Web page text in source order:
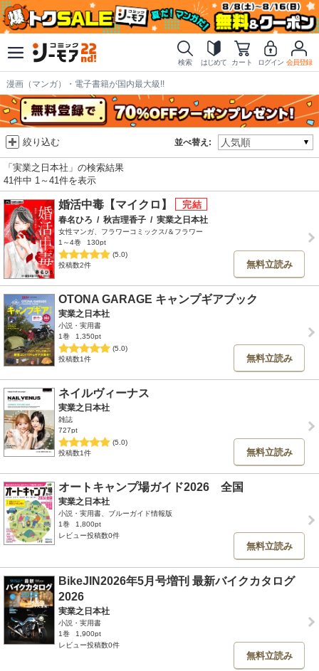
検索 はじめて カート ログイン 会員登録
漫画（マンガ）・電子書籍が国内最大級!!
並べ替え:
絞り込む
「実業之日本社」の検索結果
41件中 1～41件を表示
婚活中毒【マイクロ】
春名ひろ / 秋吉理香子 / 実業之日本社
女性マンガ、フラワーコミックス/＆フラワー
1～4巻
130pt
(5.0)
投稿数2件
無料立読み
OTONA GARAGE キャンプギアブック
実業之日本社
小説・実用書
1巻
1,350pt
(5.0)
投稿数1件
無料立読み
ネイルヴィーナス
実業之日本社
雑誌
727pt
(5.0)
投稿数1件
無料立読み
オートキャンプ場ガイド2026 全国
実業之日本社
小説・実用書、ブルーガイド情報版
1巻
1,800pt
レビュー投稿数0件
無料立読み
BikeJIN2026年5月号増刊 最新バイクカタログ
2026
実業之日本社
小説・実用書
1巻
1,900pt
レビュー投稿数0件
無料立読み